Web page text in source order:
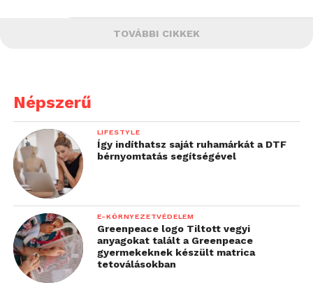
TOVÁBBI CIKKEK
Népszerű
LIFESTYLE
Így indíthatsz saját ruhamárkát a DTF
bérnyomtatás segítségével
E-KÖRNYEZETVÉDELEM
Greenpeace logo Tiltott vegyi
anyagokat talált a Greenpeace
gyermekeknek készült matrica
tetoválásokban